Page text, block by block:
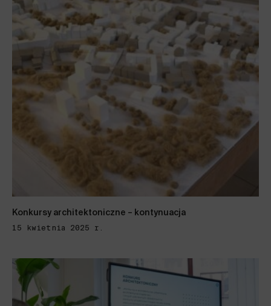
Konkursy architektoniczne – kontynuacja
15 kwietnia 2025 r.